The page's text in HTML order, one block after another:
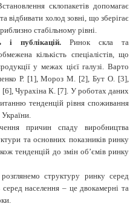
склопакетів допомагає
відбивати холод зовні, що зберігає
стабільному рівні.
і публікацій.Ринок скла та
кількість спеціалістів, що
у межах цієї галузі. Варто
Р. [1], Мороз М. [2], Бут О. [3],
Чурахіна К. [7]. У роботах даних
тенденцій рівня споживання
України.
причин спаду виробництва
та основних показників ринку
тенденцій до змін об’ємів ринку
структуру ринку серед
населення – це двокамерні та